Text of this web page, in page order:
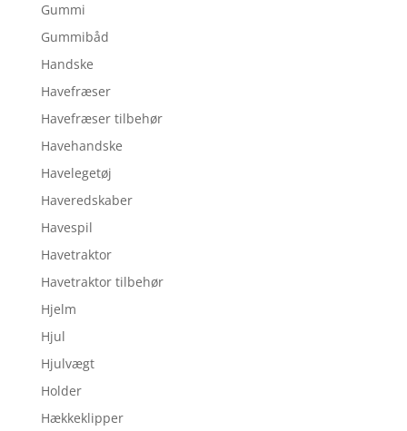
Gummi
Gummibåd
Handske
Havefræser
Havefræser tilbehør
Havehandske
Havelegetøj
Haveredskaber
Havespil
Havetraktor
Havetraktor tilbehør
Hjelm
Hjul
Hjulvægt
Holder
Hækkeklipper